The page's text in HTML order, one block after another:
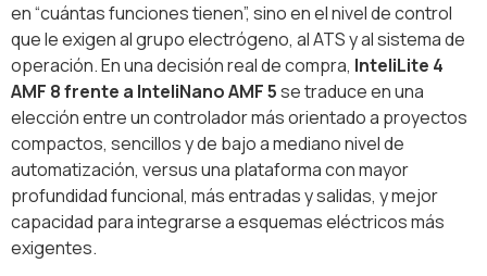
en “cuántas funciones tienen”, sino en el nivel de control
que le exigen al grupo electrógeno, al ATS y al sistema de
operación. En una decisión real de compra, InteliLite 4
AMF 8 frente a InteliNano AMF 5se traduce en una
elección entre un controlador más orientado a proyectos
compactos, sencillos y de bajo a mediano nivel de
automatización, versus una plataforma con mayor
profundidad funcional, más entradas y salidas, y mejor
capacidad para integrarse a esquemas eléctricos más
exigentes.